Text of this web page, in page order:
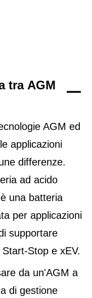
tra AGM
AGM ed
applicazioni
differenze.
ad acido
una batteria
per applicazioni
supportare
Stop e xEV.
da un'AGM a
di gestione